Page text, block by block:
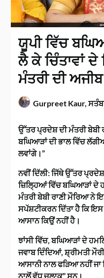
ਯੂਪੀ ਵਿੱਚ
ਲੈ ਕੇ ਚਿੰਤਾਵਾਂ ਦੇ
ਮੰਤਰੀ ਦੀ
Gurpreet Kaur,
ਉੱਤਰ ਪ੍ਰਦੇਸ਼ ਦੀ ਮੰਤਰੀ ਬੇਬੀ
ਬਘਿਆੜਾਂ ਦੀ ਭਾਲ ਵਿੱਚ
ਲਵਾਂਗੇ।”
ਨਵੀਂ ਦਿੱਲੀ: ਜਿੱਥੇ ਉੱਤਰ
ਜ਼ਿਲ੍ਹਿਆਂ ਵਿੱਚ ਬਘਿਆੜਾਂ ਦੇ
ਮੰਤਰੀ ਬੇਬੀ ਰਾਣੀ ਮੌਰਿਆ ਨੇ
ਸਪੱਸ਼ਟੀਕਰਨ ਦਿੱਤਾ ਹੈ ਕਿ
ਆਸਾਨ ਕਿਉਂ ਨਹੀਂ ਹੈ।
ਝਾਂਸੀ ਵਿੱਚ, ਬਘਿਆੜਾਂ ਦੇ
ਜਵਾਬ ਦਿੰਦਿਆਂ, ਸ਼੍ਰੀਮਤੀ
ਆਸਾਨੀ ਨਾਲ ਫੜਿਆ ਨਹੀਂ ਜਾ
ਨਾਲੋਂ ਵੱਧ ਚਲਾਕ” ਸਨ।